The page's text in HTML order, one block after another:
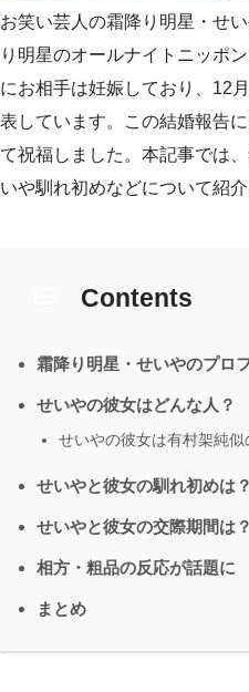
お笑い芸人の霜降り明星・せ
り明星のオールナイトニッポ
にお相手は妊娠しており、12
表しています。この結婚報告
て祝福しました。本記事では
いや馴れ初めなどについて紹介
Contents
霜降り明星・せいやのプロ
せいやの彼女はどんな人？
せいやの彼女は有村架純似
せいやと彼女の馴れ初めは？
せいやと彼女の交際期間は？
相方・粗品の反応が話題に
まとめ